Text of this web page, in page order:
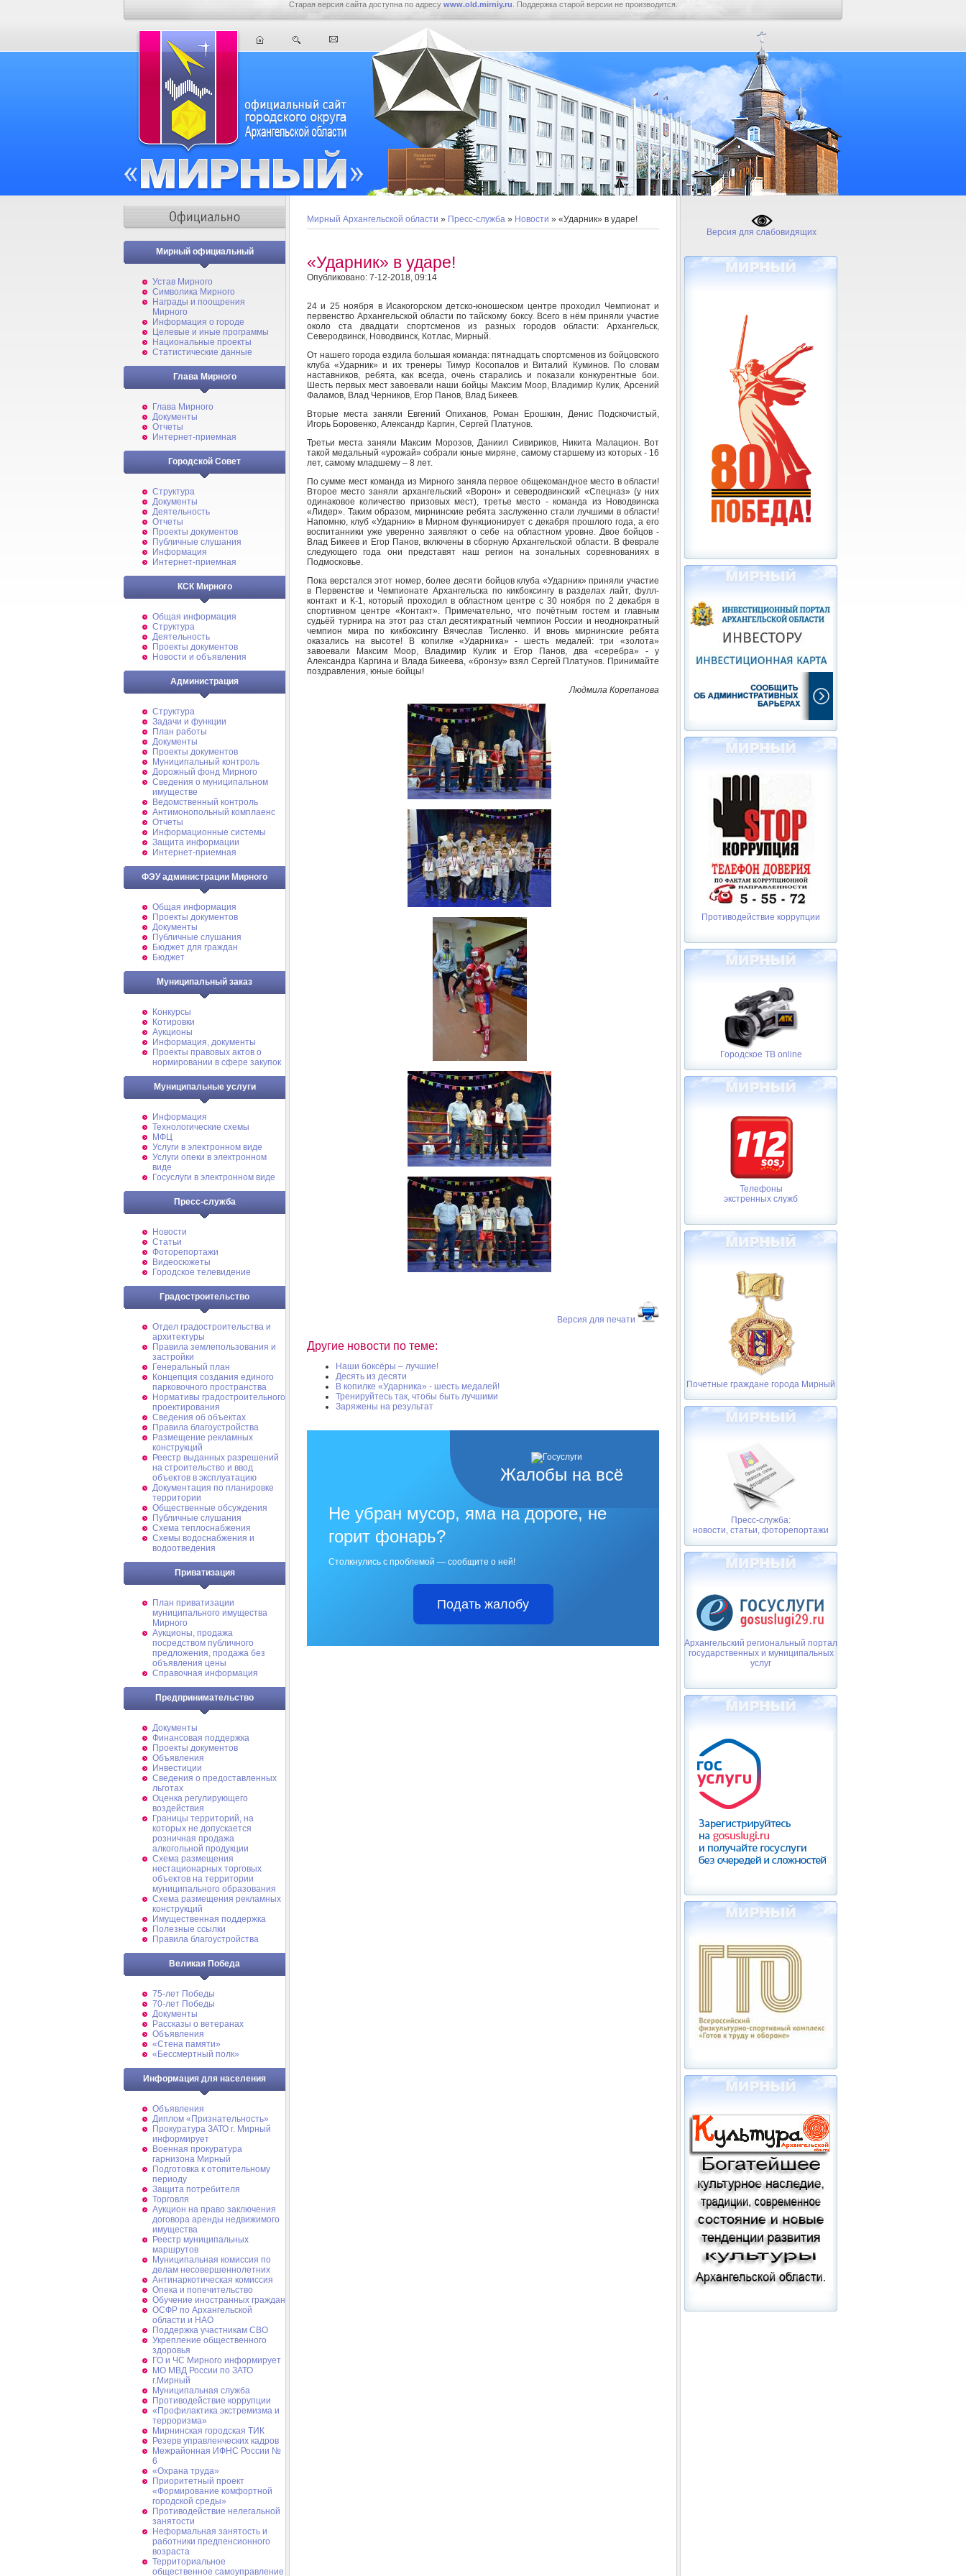
Старая версия сайта доступна по адресу www.old.mirniy.ru . Поддержка старой версии не производится.
Мирный официальный
Устав Мирного
Символика Мирного
Награды и поощрения
Мирного
Информация о городе
Целевые и иные программы
Национальные проекты
Статистические данные
Глава Мирного
Глава Мирного
Документы
Отчеты
Интернет-приемная
Городской Совет
Структура
Документы
Деятельность
Отчеты
Проекты документов
Публичные слушания
Информация
Интернет-приемная
КСК Мирного
Общая информация
Структура
Деятельность
Проекты документов
Новости и объявления
Администрация
Структура
Задачи и функции
План работы
Документы
Проекты документов
Муниципальный контроль
Дорожный фонд Мирного
Cведения о муниципальном
имуществе
Ведомственный контроль
Антимонопольный комплаенс
Отчеты
Информационные системы
Защита информации
Интернет-приемная
ФЭУ администрации Мирного
Общая информация
Проекты документов
Документы
Публичные слушания
Бюджет для граждан
Бюджет
Муниципальный заказ
Конкурсы
Котировки
Аукционы
Информация, документы
Проекты правовых актов о
нормировании в сфере закупок
Муниципальные услуги
Информация
Технологические схемы
МФЦ
Услуги в электронном виде
Услуги опеки в электронном
виде
Госуслуги в электронном виде
Пресс-служба
Новости
Статьи
Фоторепортажи
Видеосюжеты
Городское телевидение
Градостроительство
Отдел градостроительства и
архитектуры
Правила землепользования и
застройки
Генеральный план
Концепция создания единого
парковочного пространства
Нормативы градостроительного
проектирования
Сведения об объектах
Правила благоустройства
Размещение рекламных
конструкций
Реестр выданных разрешений
на строительство и ввод
объектов в эксплуатацию
Документация по планировке
территории
Общественные обсуждения
Публичные слушания
Схема теплоснабжения
Схемы водоснабжения и
водоотведения
Приватизация
План приватизации
муниципального имущества
Мирного
Аукционы, продажа
посредством публичного
предложения, продажа без
объявления цены
Справочная информация
Предпринимательство
Документы
Финансовая поддержка
Проекты документов
Объявления
Инвестиции
Сведения о предоставленных
льготах
Оценка регулирующего
воздействия
Границы территорий, на
которых не допускается
розничная продажа
алкогольной продукции
Схема размещения
нестационарных торговых
объектов на территории
муниципального образования
Схема размещения рекламных
конструкций
Имущественная поддержка
Полезные ссылки
Правила благоустройства
Великая Победа
75-лет Победы
70-лет Победы
Документы
Рассказы о ветеранах
Объявления
«Стена памяти»
«Бессмертный полк»
Информация для населения
Объявления
Диплом «Признательность»
Прокуратура ЗАТО г. Мирный
информирует
Военная прокуратура
гарнизона Мирный
Подготовка к отопительному
периоду
Защита потребителя
Торговля
Аукцион на право заключения
договора аренды недвижимого
имущества
Реестр муниципальных
маршрутов
Муниципальная комиссия по
делам несовершеннолетних
Антинаркотическая комиссия
Опека и попечительство
Обучение иностранных граждан
ОСФР по Архангельской
области и НАО
Поддержка участникам СВО
Укрепление общественного
здоровья
ГО и ЧС Мирного информирует
МО МВД России по ЗАТО
г.Мирный
Муниципальная cлужба
Противодействие коррупции
«Профилактика экстремизма и
терроризма»
Мирнинская городская ТИК
Резерв управленческих кадров
Межрайонная ИФНС России №
6
«Охрана труда»
Приоритетный проект
«Формирование комфортной
городской среды»
Противодействие нелегальной
занятости
Неформальная занятость и
работники предпенсионного
возраста
Территориальное
общественное самоуправление
Мирный Архангельской области » Пресс-служба » Новости » «Ударник» в ударе!
«Ударник» в ударе!
Опубликовано: 7-12-2018, 09:14
24 и 25 ноября в Исакогорском детско-юношеском центре проходил Чемпионат и
первенство Архангельской области по тайскому боксу. Всего в нём приняли участие
около ста двадцати спортсменов из разных городов области: Архангельск,
Северодвинск, Новодвинск, Котлас, Мирный.
От нашего города ездила большая команда: пятнадцать спортсменов из бойцовского
клуба «Ударник» и их тренеры Тимур Косопалов и Виталий Куминов. По словам
наставников, ребята, как всегда, очень старались и показали конкурентные бои.
Шесть первых мест завоевали наши бойцы Максим Моор, Владимир Кулик, Арсений
Фаламов, Влад Черников, Егор Панов, Влад Бикеев.
Вторые места заняли Евгений Опиханов, Роман Ерошкин, Денис Подскочистый,
Игорь Боровенко, Александр Каргин, Сергей Платунов.
Третьи места заняли Максим Морозов, Даниил Сивириков, Никита Малацион. Вот
такой медальный «урожай» собрали юные миряне, самому старшему из которых - 16
лет, самому младшему – 8 лет.
По сумме мест команда из Мирного заняла первое общекомандное место в области!
Второе место заняли архангельский «Ворон» и северодвинский «Спецназ» (у них
одинаковое количество призовых мест), третье место - команда из Новодвинска
«Лидер». Таким образом, мирнинские ребята заслуженно стали лучшими в области!
Напомню, клуб «Ударник» в Мирном функционирует с декабря прошлого года, а его
воспитанники уже уверенно заявляют о себе на областном уровне. Двое бойцов -
Влад Бикеев и Егор Панов, включены в сборную Архангельской области. В феврале
следующего года они представят наш регион на зональных соревнованиях в
Подмосковье.
Пока верстался этот номер, более десяти бойцов клуба «Ударник» приняли участие
в Первенстве и Чемпионате Архангельска по кикбоксингу в разделах лайт, фулл-
контакт и К-1, который проходил в областном центре с 30 ноября по 2 декабря в
спортивном центре «Контакт». Примечательно, что почётным гостем и главным
судьёй турнира на этот раз стал десятикратный чемпион России и неоднократный
чемпион мира по кикбоксингу Вячеслав Тисленко. И вновь мирнинские ребята
оказались на высоте! В копилке «Ударника» - шесть медалей: три «золота»
завоевали Максим Моор, Владимир Кулик и Егор Панов, два «серебра» - у
Александра Каргина и Влада Бикеева, «бронзу» взял Сергей Платунов. Принимайте
поздравления, юные бойцы!
Людмила Корепанова
Версия для печати
Другие новости по теме:
Наши боксёры – лучшие!
Десять из десяти
В копилке «Ударника» - шесть медалей!
Тренируйтесь так, чтобы быть лучшими
Заряжены на результат
Жалобы на всё
Не убран мусор, яма на дороге, не
горит фонарь?
Столкнулись с проблемой — сообщите о ней!
Подать жалобу
Версия для слабовидящих
Противодействие коррупции
Городское ТВ online
Телефоны
экстренных служб
Почетные граждане города Мирный
Пресс-служба:
новости, статьи, фоторепортажи
Архангельский региональный портал
государственных и муниципальных
услуг